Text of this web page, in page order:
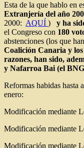
Esta de la que hablo en
Extranjería del año
2000: AQUÍ ) y ha
el Congreso con 180
abstenciones (los que
Coalición Canaria y
razones, han sido,
y Nafarroa Bai (el BNG
Reformas habidas hasta
enero:
Modificación mediante
Modificación mediante
Modificación mediante